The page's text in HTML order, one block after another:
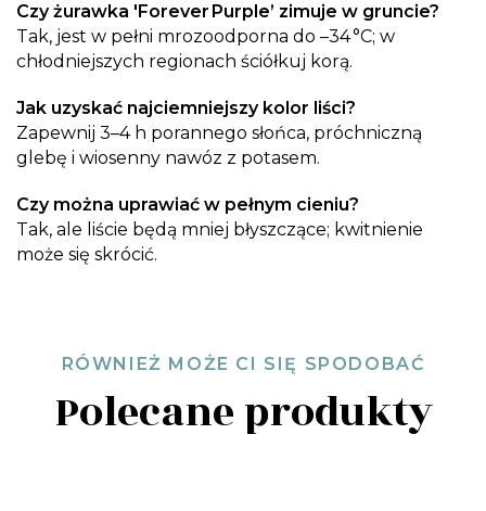
Czy żurawka 'Forever Purple’ zimuje w gruncie?
Tak, jest w pełni mrozoodporna do –34 °C; w
chłodniejszych regionach ściółkuj korą.
Jak uzyskać najciemniejszy kolor liści?
Zapewnij 3–4 h porannego słońca, próchniczną
glebę i wiosenny nawóz z potasem.
Czy można uprawiać w pełnym cieniu?
Tak, ale liście będą mniej błyszczące; kwitnienie
może się skrócić.
RÓWNIEŻ MOŻE CI SIĘ SPODOBAĆ
Polecane produkty